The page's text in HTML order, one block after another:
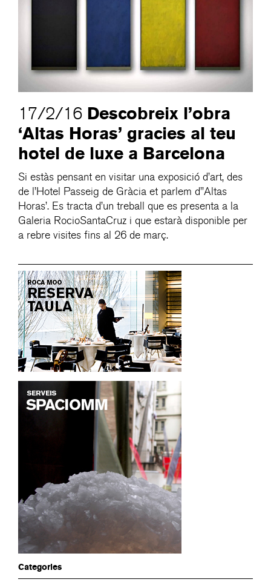
17/2/16 Descobreix l’obra
‘Altas Horas’ gracies al teu
hotel de luxe a Barcelona
Si estàs pensant en visitar una exposició d’art, des
de l’Hotel Passeig de Gràcia et parlem d’’Altas
Horas’. Es tracta d’un treball que es presenta a la
Galeria RocioSantaCruz i que estarà disponible per
a rebre visites fins al 26 de març.
Categories